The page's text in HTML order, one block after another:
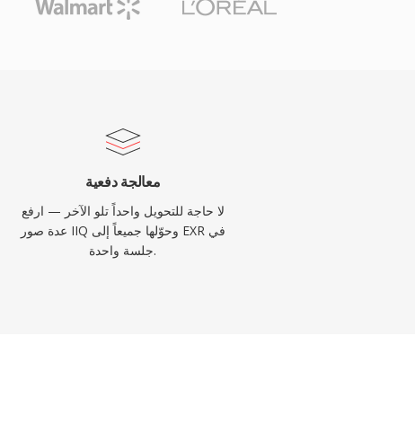
معالجة دفعية
لا حاجة للتحويل واحداً تلو الآخر — ارفع
عدة صور IIQ وحوّلها جميعاً إلى EXR في
جلسة واحدة.